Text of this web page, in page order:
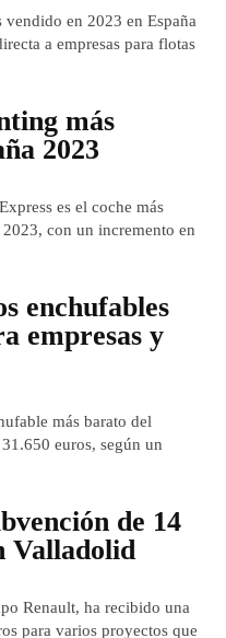
en 2023 en España
a empresas para flotas
más
2023
es el coche más
con un incremento en
enchufables
empresas y
más barato del
euros, según un
de 14
Valladolid
Renault, ha recibido una
para varios proyectos que